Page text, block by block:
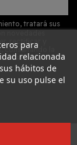
tratará sus
rectificar y
la
datos en
para
relacionada
hábitos de
su uso pulse el